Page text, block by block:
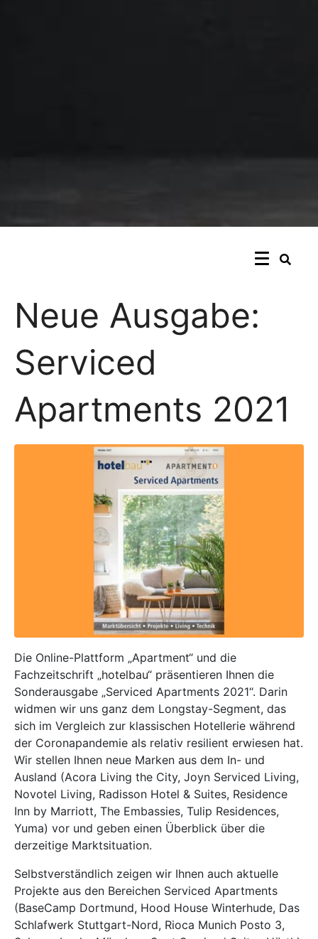
Neue Ausgabe:
Serviced
Apartments 2021
Die Online-Plattform „Apartment“ und die
Fachzeitschrift „hotelbau“ präsentieren Ihnen die
Sonderausgabe „Serviced Apartments 2021“. Darin
widmen wir uns ganz dem Longstay-Segment, das
sich im Vergleich zur klassischen Hotellerie während
der Coronapandemie als relativ resilient erwiesen hat.
Wir stellen Ihnen neue Marken aus dem In- und
Ausland (Acora Living the City, Joyn Serviced Living,
Novotel Living, Radisson Hotel & Suites, Residence
Inn by Marriott, The Embassies, Tulip Residences,
Yuma) vor und geben einen Überblick über die
derzeitige Marktsituation.
Selbstverständlich zeigen wir Ihnen auch aktuelle
Projekte aus den Bereichen Serviced Apartments
(BaseCamp Dortmund, Hood House Winterhude, Das
Schlafwerk Stuttgart-Nord, Rioca Munich Posto 3,